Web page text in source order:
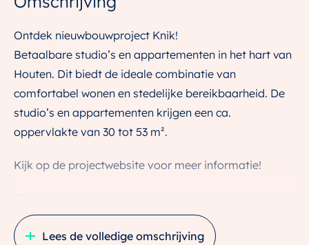
Ontdek nieuwbouwproject Knik!
Betaalbare studio’s en appartementen in het hart van
Houten. Dit biedt de ideale combinatie van
comfortabel wonen en stedelijke bereikbaarheid. De
studio’s en appartementen krijgen een ca.
oppervlakte van 30 tot 53 m².
Kijk op de projectwebsite voor meer informatie!
De bouw start definitief medio juli 2025
De planning is om de appartementen tweede helft
Lees de volledige omschrijving